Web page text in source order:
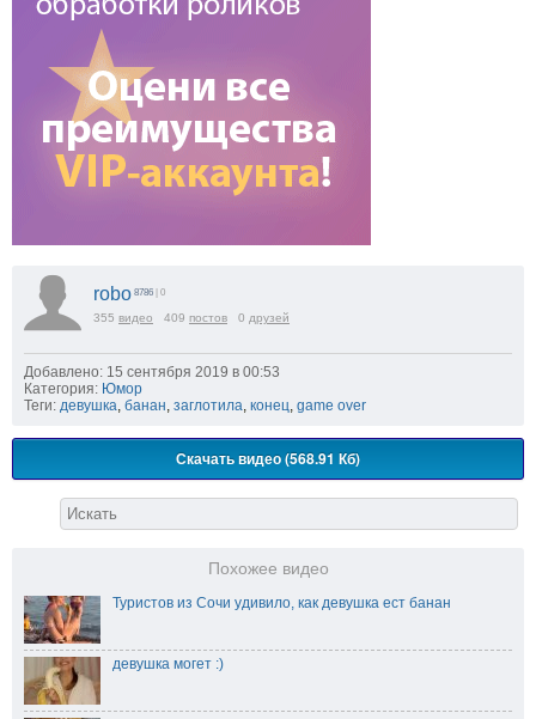
robo 8786 | 0
355 видео 409 постов 0 друзей
Добавлено: 15 сентября 2019 в 00:53
Категория: Юмор
Теги: девушка, банан, заглотила, конец, game over
Скачать видео (568.91 Кб)
Похожее видео
Туристов из Сочи удивило, как девушка ест банан
девушка могет :)